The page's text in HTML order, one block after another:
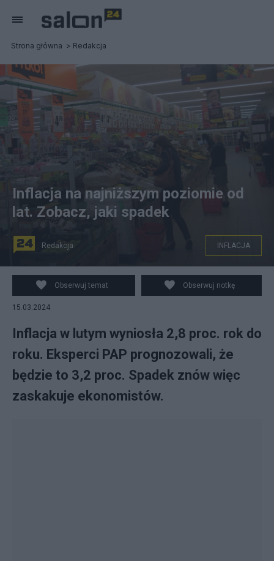
Strona główna Redakcja
Inflacja na najniższym poziomie od
lat. Zobacz, jaki spadek
Redakcja INFLACJA
Obserwuj temat Obserwuj notkę
15.03.2024
Inflacja w lutym wyniosła 2,8 proc. rok do
roku. Eksperci PAP prognozowali, że
będzie to 3,2 proc. Spadek znów więc
zaskakuje ekonomistów.